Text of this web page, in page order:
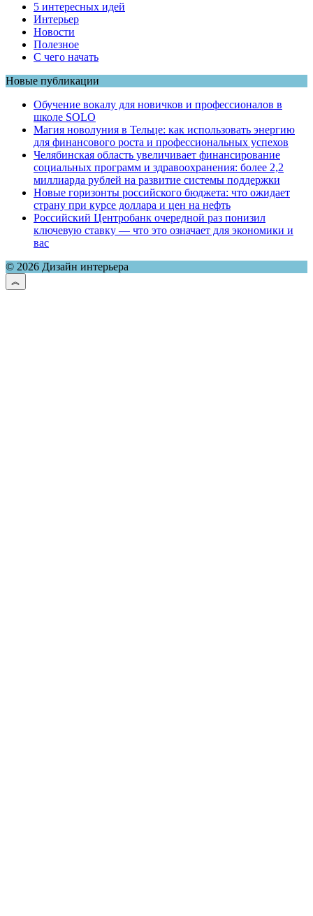
5 интересных идей
Интерьер
Новости
Полезное
С чего начать
Новые публикации
Обучение вокалу для новичков и профессионалов в
школе SOLO
Магия новолуния в Тельце: как использовать энергию
для финансового роста и профессиональных успехов
Челябинская область увеличивает финансирование
социальных программ и здравоохранения: более 2,2
миллиарда рублей на развитие системы поддержки
Новые горизонты российского бюджета: что ожидает
страну при курсе доллара и цен на нефть
Российский Центробанк очередной раз понизил
ключевую ставку — что это означает для экономики и
вас
© 2026 Дизайн интерьера